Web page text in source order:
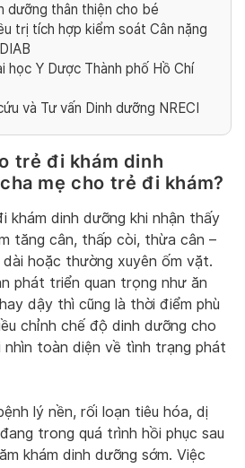
dưỡng thân thiện cho bé
trị tích hợp kiểm soát Cân nặng
học Y Dược Thành phố Hồ Chí
và Tư vấn Dinh dưỡng NRECI
trẻ đi khám dinh
mẹ cho trẻ đi khám?
khám dinh dưỡng khi nhận thấy
tăng cân, thấp còi, thừa cân –
dài hoặc thường xuyên ốm vặt.
phát triển quan trọng như ăn
dậy thì cũng là thời điểm phù
chỉnh chế độ dinh dưỡng cho
toàn diện về tình trạng phát
lý nền, rối loạn tiêu hóa, dị
trong quá trình hồi phục sau
khám dinh dưỡng sớm. Việc